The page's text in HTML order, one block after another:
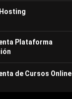
Plataforma
de Cursos Online